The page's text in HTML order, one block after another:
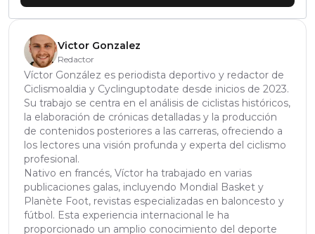
Victor Gonzalez
Redactor
Víctor González es periodista deportivo y redactor de
Ciclismoaldia y Cyclinguptodate desde inicios de 2023.
Su trabajo se centra en el análisis de ciclistas históricos,
la elaboración de crónicas detalladas y la producción
de contenidos posteriores a las carreras, ofreciendo a
los lectores una visión profunda y experta del ciclismo
profesional.
Nativo en francés, Víctor ha trabajado en varias
publicaciones galas, incluyendo Mondial Basket y
Planète Foot, revistas especializadas en baloncesto y
fútbol. Esta experiencia internacional le ha
proporcionado un amplio conocimiento del deporte